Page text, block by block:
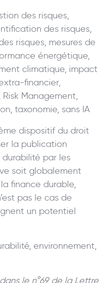
des risques,
des risques,
risques, mesures de
énergétique,
climatique, impact
financier,
Management,
taxonomie, sans IA
dispositif du droit
la publication
par les
soit globalement
finance durable,
pas le cas de
un potentiel
environnement,
le n°69 de la Lettre